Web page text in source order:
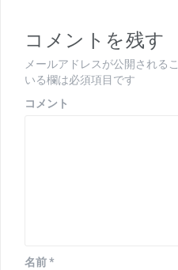
コメントを残す
メールアドレスが公開される
いる欄は必須項目です
コメント
名前*